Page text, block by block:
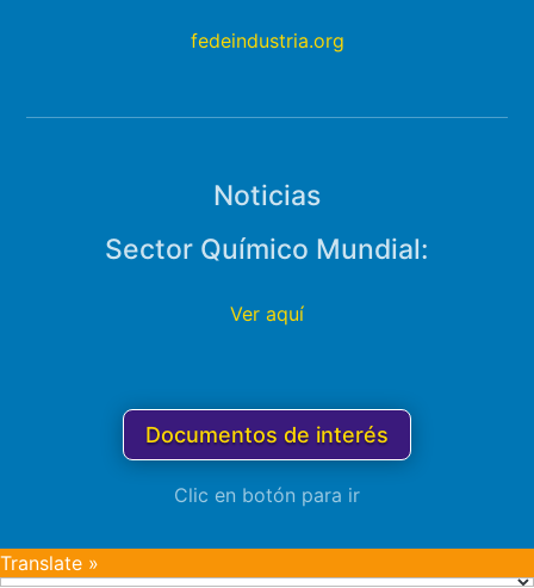
fedeindustria.org
Noticias
Sector Químico Mundial:
Ver aquí
Documentos de interés
Clic en botón para ir
Translate »